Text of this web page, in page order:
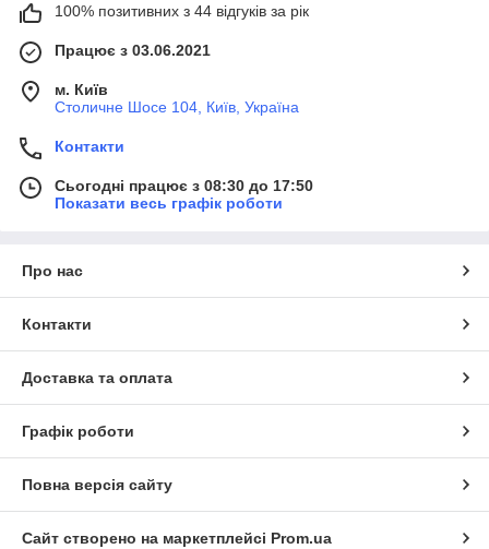
100% позитивних з 44 відгуків за рік
Працює з 03.06.2021
м. Київ
Столичне Шосе 104, Київ, Україна
Контакти
Сьогодні працює з 08:30 до 17:50
Показати весь графік роботи
Про нас
Контакти
Доставка та оплата
Графік роботи
Повна версія сайту
Сайт створено на маркетплейсі Prom.ua